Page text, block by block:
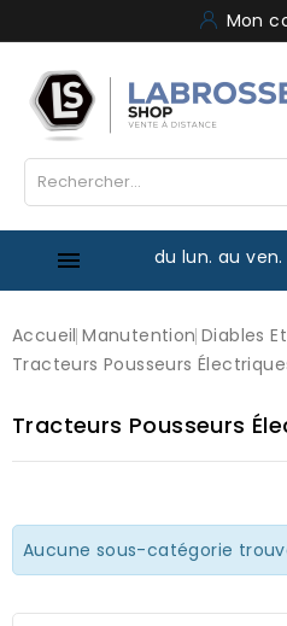
Mon
 du lun. au ven.
Accueil Manutention Diables
Tracteurs Pousseurs
Tracteurs Pousseurs
Aucune sous-catégorie